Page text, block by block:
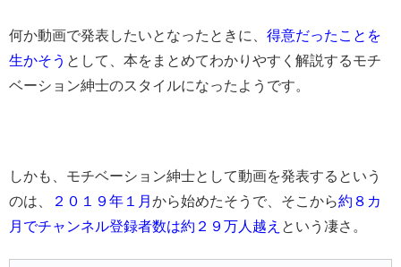
何か動画で発表したいとなったときに、 得意だったことを
生かそう として、本をまとめてわかりやすく解説するモチ
ベーション紳士のスタイルになったようです。
しかも、モチベーション紳士として動画を発表するという
のは、
２０１９年１月 から始めたそうで、そこから約８カ
月でチャンネル登録者数は約２９万人越え という凄さ。